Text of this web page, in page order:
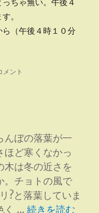
ちゃ無い。午後４
。
ら（午後４時１０分
メント
ぼの落葉が一
ほど寒くなかっ
木は冬の近さを
。チョトの風で
?と落葉していま
く …“さくらんぼ落
続きを読む